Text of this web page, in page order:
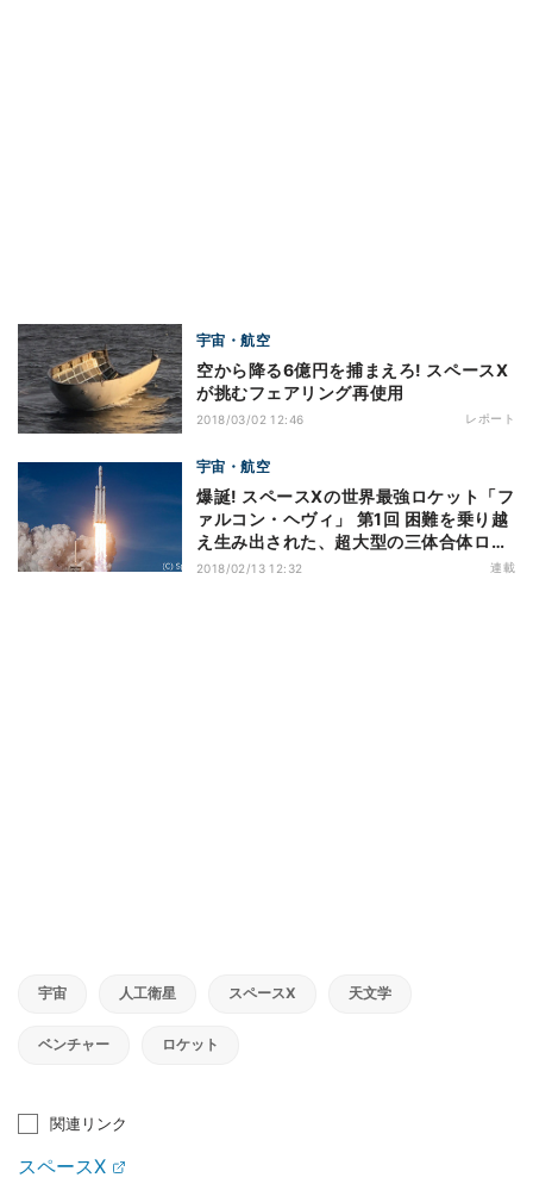
宇宙・航空
空から降る6億円を捕まえろ! スペースX
が挑むフェアリング再使用
2018/03/02 12:46 レポート
宇宙・航空
爆誕! スペースXの世界最強ロケット「フ
ァルコン・ヘヴィ」 第1回 困難を乗り越
え生み出された、超大型の三体合体ロケ
ット
2018/02/13 12:32 連載
宇宙 人工衛星 スペースX 天文学
ベンチャー ロケット
関連リンク
スペースX